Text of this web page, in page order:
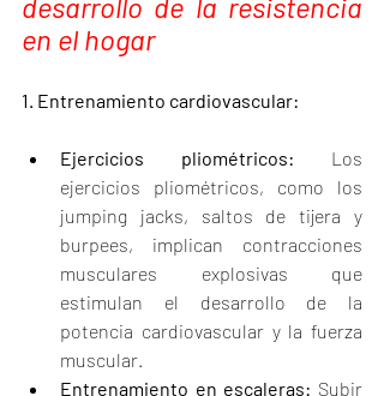
en el hogar
1. Entrenamiento cardiovascular:
Ejercicios pliométricos: Los
ejercicios pliométricos, como los
jumping jacks, saltos de tijera y
burpees, implican contracciones
musculares explosivas que
estimulan el desarrollo de la
potencia cardiovascular y la fuerza
muscular.
Entrenamiento en escaleras: Subir